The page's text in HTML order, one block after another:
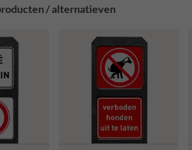
/ alternatieven